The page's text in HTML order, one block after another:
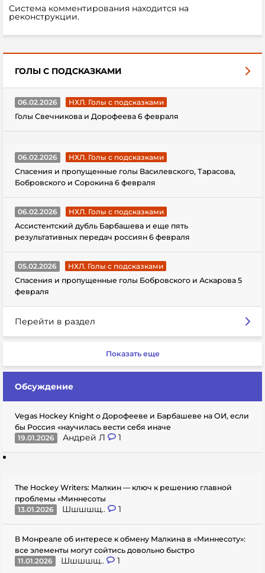
Система комментирования находится на
реконструкции.
ГОЛЫ С ПОДСКАЗКАМИ
06.02.2026
НХЛ. Голы с подсказками
Голы Свечникова и Дорофеева 6 февраля
06.02.2026
НХЛ. Голы с подсказками
Спасения и пропущенные голы Василевского, Тарасова,
Бобровского и Сорокина 6 февраля
06.02.2026
НХЛ. Голы с подсказками
Ассистентский дубль Барбашева и еще пять
результативных передач россиян 6 февраля
05.02.2026
НХЛ. Голы с подсказками
Спасения и пропущенные голы Бобровского и Аскарова 5
февраля
Перейти в раздел
Показать еще
Обсуждение
Vegas Hockey Knight о Дорофееве и Барбашеве на ОИ, если
бы Россия «научилась вести себя иначе
19.01.2026
Андрей Л 1
The Hockey Writers: Малкин — ключ к решению главной
проблемы «Миннесоты
13.01.2026
Шшшшщ.. 1
В Монреале об интересе к обмену Малкина в «Миннесоту»:
все элементы могут сойтись довольно быстро
11.01.2026
Шшшшщ.. 1